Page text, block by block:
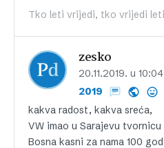
Tko leti vrijedi, tko vrijedi
zesko
20.11.2019. u 10:04
2019
kakva radost, kakva sreća,
VW imao u Sarajevu
Bosna kasni za nama 100